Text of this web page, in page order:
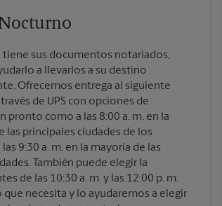
tiene sus documentos notariados,
a llevarlos a su destino
Ofrecemos entrega al siguiente
de UPS con opciones de
pronto como a las 8:00 a. m. en la
las principales ciudades de los
las 9:30 a. m. en la mayoría de las
También puede elegir la
de las 10:30 a. m. y las 12:00 p. m.
que necesita y lo ayudaremos a elegir